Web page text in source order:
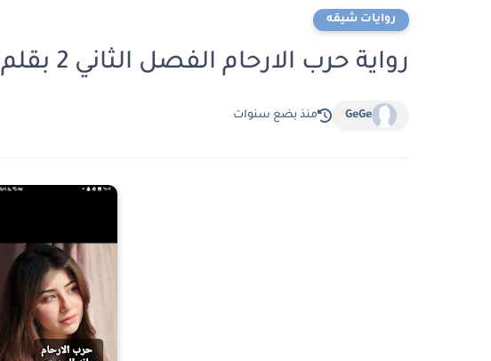
روايات شيقه
رواية حرب الارحام الفصل الثاني 2 بقلم جمانه السعيدي
GeGe منذ بضع سنوات